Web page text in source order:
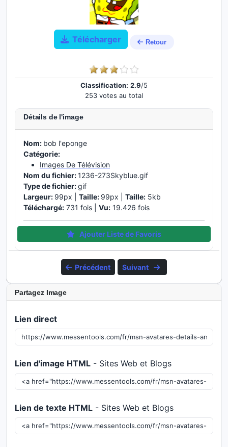
Télécharger Retour
Classification: 2.9/5
253 votes au total
Détails de l'image
Nom: bob l'eponge
Catégorie:
Images De Télévision
Nom du fichier:1236-273Skyblue.gif
Type de fichier:gif
Largeur: 99px | Taille: 99px | Taille: 5kb
Téléchargé: 731 fois | Vu: 19.426 fois
Ajouter Liste de Favoris
Précédent Suivant
Partagez Image
Lien direct
Lien d'image HTML - Sites Web et Blogs
Lien de texte HTML - Sites Web et Blogs